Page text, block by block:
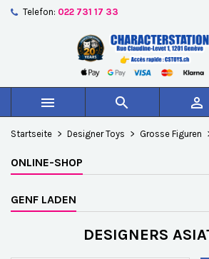
Telefon: 022 731 17 33
  
Startseite Designer Toys Grosse Figuren
ONLINE-SHOP
GENF LADEN
DESIGNERS
Create new list
((confirmMessage))
((cancelText))
Name der Wunschliste
Abbrechen
Sie müssen angemeldet sein, um
Wunschliste hinzufügen zu können.